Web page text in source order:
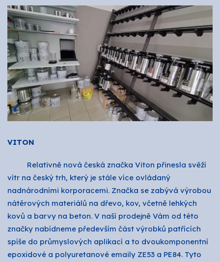
VITON
Relativně nová česká značka Viton přinesla svěží
vítr na český trh, který je stále více ovládaný
nadnárodními korporacemi. Značka se zabývá výrobou
nátěrových materiálů na dřevo, kov, včetně lehkých
kovů a barvy na beton. V naší prodejně Vám od této
značky nabídneme především část výrobků patřících
spíše do průmyslových aplikací a to dvoukomponentní
epoxidové a polyuretanové emaily ZE53 a PE84. Tyto